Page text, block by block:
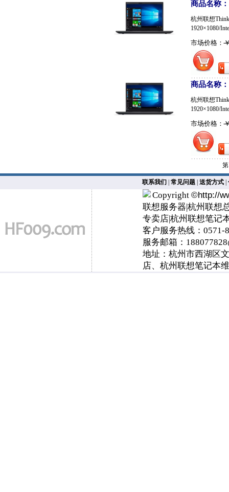
商品名称
杭州联想
1920×1080/
市场价格：
商品名称
杭州联想
1920×1080/
市场价格：
联系我们 常见问题 送货方式
Copyright ©http://
联想服务器|杭州联想
专卖店|杭州联想笔记
客户服务热线：0571-
服务邮箱：
地址：杭州市西湖区
店、杭州联想笔记本